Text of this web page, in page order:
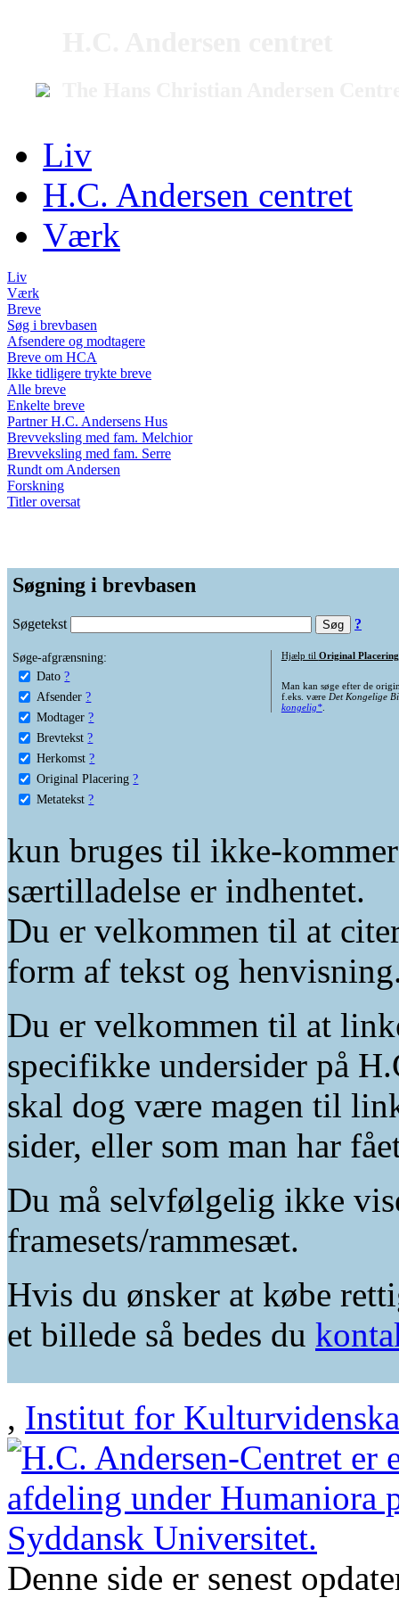
Liv
H.C. Andersen centret
Værk
Liv
Værk
Breve
Søg i brevbasen
Afsendere og modtagere
Breve om HCA
Ikke tidligere trykte breve
Alle breve
Enkelte breve
Partner H.C. Andersens Hus
Brevveksling med fam. Melchior
Brevveksling med fam. Serre
Rundt om Andersen
Forskning
Titler oversat
Søgning i brevbasen
Søgetekst ?
Søge-afgrænsning:
Dato ?
Afsender ?
Modtager ?
Brevtekst ?
Herkomst ?
Original Placering ?
Metatekst ?
Hjælp til Original Placering
Man kan søge efter de
f.eks. være Det Kongelige
kongelig*.
kun bruges til ikke-
særtilladelse er indhentet.
Du er velkommen til at
form af tekst og
Du er velkommen til at
specifikke undersider på
skal dog være magen til
sider, eller som man har
Du må selvfølgelig ikke
framesets/rammesæt.
Hvis du ønsker at købe
et billede så bedes du
, Institut for
Denne side er senest